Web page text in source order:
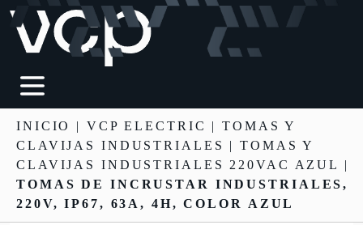
INICIO | VCP ELECTRIC |TOMAS Y
CLAVIJAS INDUSTRIALES
| TOMAS Y
CLAVIJAS INDUSTRIALES 220VAC AZUL |
TOMAS DE INCRUSTAR INDUSTRIALES,
220V, IP67, 63A, 4H, COLOR AZUL